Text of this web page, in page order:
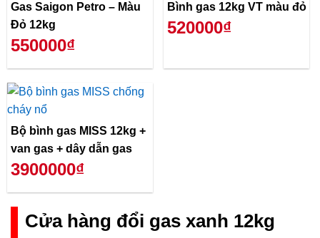
Gas Saigon Petro – Màu
Đỏ 12kg
550000₫
Bình gas 12kg VT màu đỏ
520000₫
Bộ bình gas MISS 12kg +
van gas + dây dẫn gas
3900000₫
Cửa hàng đổi gas xanh 12kg